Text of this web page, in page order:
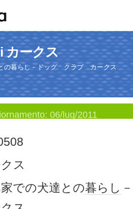
カークス
の暮らし－ドッグ クラブ カークス
06/lug/2011
ス
での犬達との暮らし －